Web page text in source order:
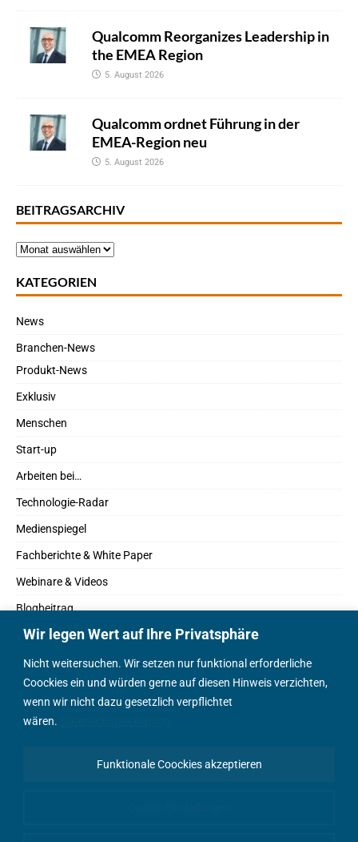
Wir legen Wert auf Ihre Privatsphäre
Nicht weitersuchen. Wir setzen nur funktional erforderliche
Coockies ein und würden gerne auf diesen Hinweis verzichten,
wenn wir nicht dazu gesetzlich verpflichtet
wären.
Funktionale Coockies akzeptieren
Qualcomm Reorganizes Leadership in
the EMEA Region
5. August 2026
Qualcomm ordnet Führung in der
EMEA-Region neu
5. August 2026
BEITRAGSARCHIV
KATEGORIEN
News
Branchen-News
Produkt-News
Exklusiv
Menschen
Start-up
Arbeiten bei…
Technologie-Radar
Medienspiegel
Fachberichte & White Paper
Webinare & Videos
Blogbeitrag
Fachbücher
Marktreport
Podcasts
Positionspapier
English Content